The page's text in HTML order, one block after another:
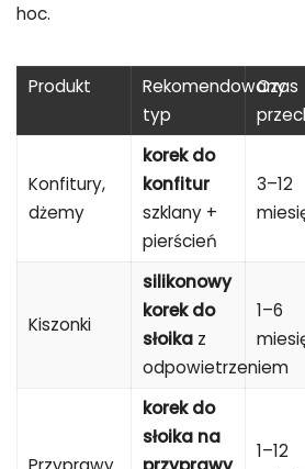
hoc.
Produkt
Rekomendowany
typ
Czas
Konfitury,
dżemy
korek do
konfitur
szklany +
pierścień
3–12
Kiszonki
silikonowy
korek do
słoika z
odpowietrzeniem
1–6
korek do
słoika na
1–12